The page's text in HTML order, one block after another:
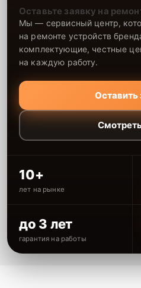
Оставьте заявку на
Мы — сервисный центр,
на ремонте устройств
комплектующие, честные
на каждую работу.
Оставить
10+
лет на рынке
до 3 лет
гарантия на работы